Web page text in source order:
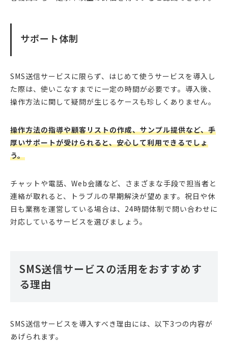
サポート体制
SMS送信サービスに限らず、はじめて使うサービスを導入し
た際は、使いこなすまでに一定の時間が必要です。導入後、
操作方法に関して疑問が生じるケースも珍しくありません。
操作方法の指導や顧客リストの作成、サンプル提供など、手
厚いサポートが受けられると、安心して利用できるでしょ
う。
チャットや電話、Web会議など、さまざまな手段で担当者と
連絡が取れると、トラブルの早期解決が望めます。祝日や休
日も業務を運営している場合は、24時間体制で問い合わせに
対応しているサービスを選びましょう。
SMS送信サービスの活用をおすすめす
る理由
SMS送信サービスを導入すべき理由には、以下3つの内容が
あげられます。